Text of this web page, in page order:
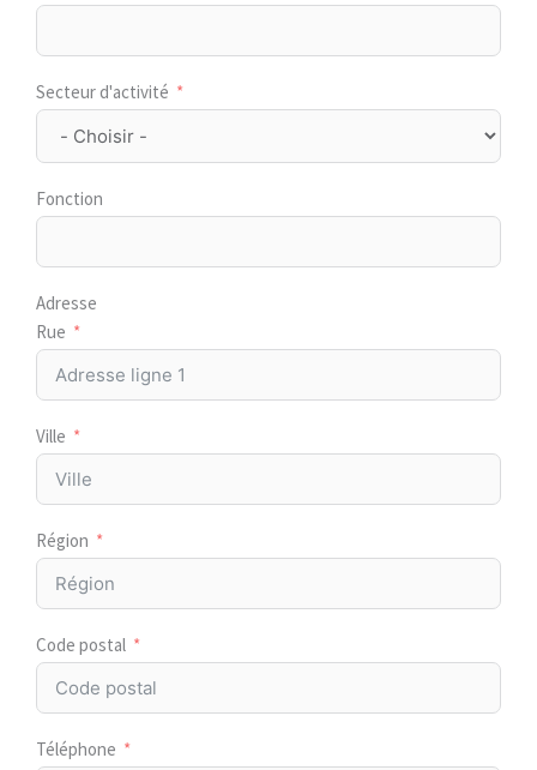
Secteur d'activité
Fonction
Adresse
Rue
Ville
Région
Code postal
Téléphone